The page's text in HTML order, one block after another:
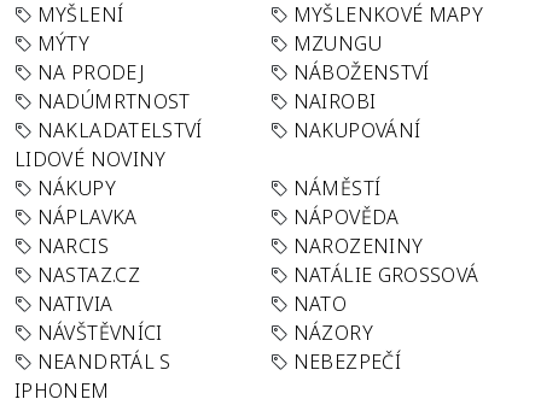
MYŠLENÍ
MYŠLENKOVÉ MAPY
MÝTY
MZUNGU
NA PRODEJ
NÁBOŽENSTVÍ
NADÚMRTNOST
NAIROBI
NAKLADATELSTVÍ
LIDOVÉ NOVINY
NAKUPOVÁNÍ
NÁKUPY
NÁMĚSTÍ
NÁPLAVKA
NÁPOVĚDA
NARCIS
NAROZENINY
NASTAZ.CZ
NATÁLIE GROSSOVÁ
NATIVIA
NATO
NÁVŠTĚVNÍCI
NÁZORY
NEANDRTÁL S
IPHONEM
NEBEZPEČÍ